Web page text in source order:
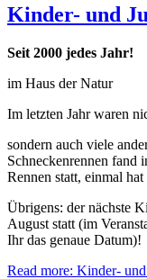
Kinder- und
Seit 2000 jedes Jahr!
im Haus der Natur
Im letzten Jahr waren
sondern auch viele
Schneckenrennen fand
Rennen statt, einmal
Übrigens: der nächste
August statt (im
Ihr das genaue Datum)!
Read more: Kinder-